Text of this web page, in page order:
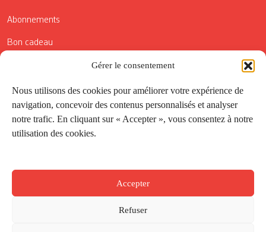
Gérer le consentement
Nous utilisons des cookies pour améliorer votre expérience de
navigation, concevoir des contenus personnalisés et analyser
notre trafic. En cliquant sur « Accepter », vous consentez à notre
utilisation des cookies.
Accepter
Refuser
Abonnements
Bon cadeau
Conditions générales de vente
Réductions de la Carte Côté Courrier
Application